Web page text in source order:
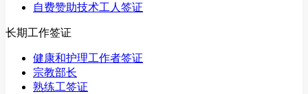
自费赞助技术工人签证
长期工作签证
健康和护理工作者签证
宗教部长
熟练工签证